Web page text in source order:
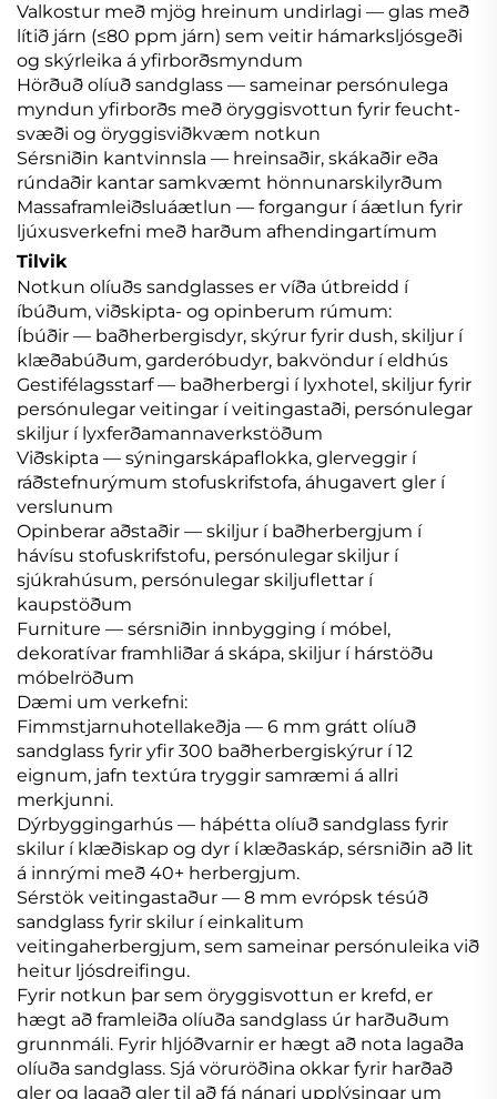
Valkostur með mjög hreinum undirlagi — glas með
lítið járn (≤80 ppm járn) sem veitir hámarksljósgeði
og skýrleika á yfirborðsmyndum
Hörðuð olíuð sandglass — sameinar persónulega
myndun yfirborðs með öryggisvottun fyrir feucht-
svæði og öryggisviðkvæm notkun
Sérsniðin kantvinnsla — hreinsaðir, skákaðir eða
rúndaðir kantar samkvæmt hönnunarskilyrðum
Massaframleiðsluáætlun — forgangur í áætlun fyrir
ljúxusverkefni með harðum afhendingartímum
Tilvik
Notkun olíuðs sandglasses er víða útbreidd í
íbúðum, viðskipta- og opinberum rúmum:
Íbúðir — baðherbergisdyr, skýrur fyrir dush, skiljur í
klæðabúðum, garderóbudyr, bakvöndur í eldhús
Gestifélagsstarf — baðherbergi í lyxhotel, skiljur fyrir
persónulegar veitingar í veitingastaði, persónulegar
skiljur í lyxferðamannaverkstöðum
Viðskipta — sýningarskápaflokka, glerveggir í
ráðstefnurýmum stofuskrifstofa, áhugavert gler í
verslunum
Opinberar aðstaðir — skiljur í baðherbergjum í
hávísu stofuskrifstofu, persónulegar skiljur í
sjúkrahúsum, persónulegar skiljuflettar í
kaupstöðum
Furniture — sérsniðin innbygging í móbel,
dekoratívar framhliðar á skápa, skiljur í hárstöðu
móbelröðum
Dæmi um verkefni:
Fimmstjarnuhotellakeðja — 6 mm grátt olíuð
sandglass fyrir yfir 300 baðherbergiskýrur í 12
eignum, jafn textúra tryggir samræmi á allri
merkjunni.
Dýrbyggingarhús — háþétta olíuð sandglass fyrir
skilur í klæðiskap og dyr í klæðaskáp, sérsniðin að lit
á innrými með 40+ herbergjum.
Sérstök veitingastaður — 8 mm evrópsk tésúð
sandglass fyrir skilur í einkalitum
veitingaherbergjum, sem sameinar persónuleika við
heitur ljósdreifingu.
Fyrir notkun þar sem öryggisvottun er krefd, er
hægt að framleiða olíuða sandglass úr harðuðum
grunnmáli. Fyrir hljóðvarnir er hægt að nota lagaða
olíuða sandglass. Sjá vöruröðina okkar fyrir harðað
gler og lagað gler til að fá nánari upplýsingar um